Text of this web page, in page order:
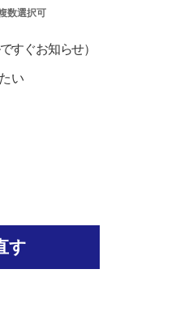
数選択可
すぐお知らせ）
い
す